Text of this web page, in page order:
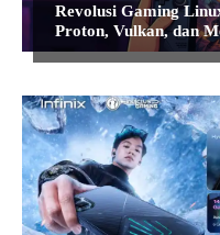
Revolusi Gaming
Proton, Vulkan, dan